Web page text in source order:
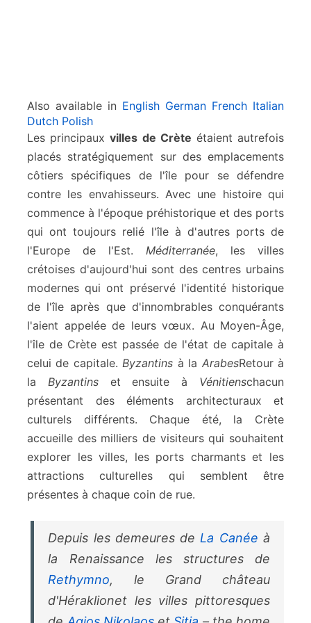
Also available in English German French Italian
Dutch Polish
Les principauxvilles de Crète étaient autrefois
placés stratégiquement sur des emplacements
côtiers spécifiques de l'île pour se défendre
contre les envahisseurs. Avec une histoire qui
commence à l'époque préhistorique et des ports
qui ont toujours relié l'île à d'autres ports de
l'Europe de l'Est. Méditerranée, les villes
crétoises d'aujourd'hui sont des centres urbains
modernes qui ont préservé l'identité historique
de l'île après que d'innombrables conquérants
l'aient appelée de leurs vœux. Au Moyen-Âge,
l'île de Crète est passée de l'état de capitale à
celui de capitale.Byzantins à la ArabesRetour à
la Byzantinset ensuite à Vénitienschacun
présentant des éléments architecturaux et
culturels différents. Chaque été, la Crète
accueille des milliers de visiteurs qui souhaitent
explorer les villes, les ports charmants et les
attractions culturelles qui semblent être
présentes à chaque coin de rue.
Depuis les demeures de La Canée à
la Renaissance les structures de
Rethymno, le Grand château
d'Héraklionet les villes pittoresques